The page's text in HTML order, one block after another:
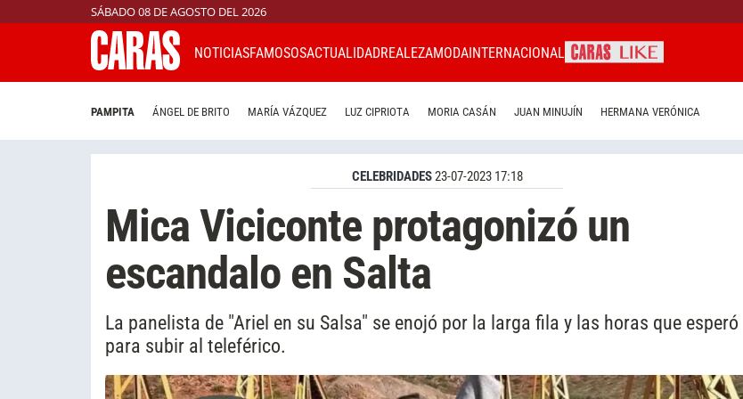
SÁBADO 08 DE AGOSTO DEL 2026
NOTICIASFAMOSOSACTUALIDADREALEZAMODAINTERNACIONAL
PAMPITA ÁNGEL DE BRITO MARÍA VÁZQUEZ LUZ CIPRIOTA MORIA CASÁN JUAN MINUJÍN HERMANA VERÓNICA
CELEBRIDADES23-07-2023 17:18
Mica Viciconte protagonizó un
escandalo en Salta
La panelista de "Ariel en su Salsa" se enojó por la larga fila y las horas que esperó
para subir al teleférico.